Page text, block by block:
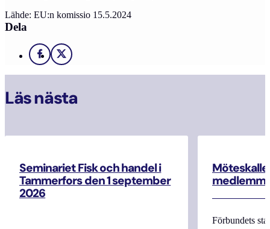
Lähde: EU:n komissio 15.5.2024
Dela
Facebook
X
Läs nästa
Seminariet Fisk och handel i
Tammerfors den 1 september
2026
Förbundets